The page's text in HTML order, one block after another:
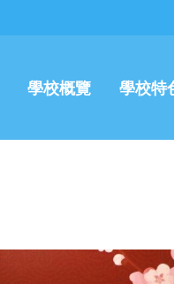
學校概覽 學校特